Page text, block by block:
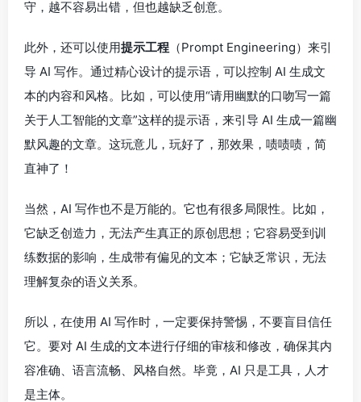
守，越不容易出错，但也越缺乏创意。
此外，还可以使用提示工程 （Prompt Engineering）来引
导 AI 写作。通过精心设计的提示语，可以控制 AI 生成文
本的内容和风格。比如，可以使用“请用幽默的口吻写一篇
关于人工智能的文章”这样的提示语，来引导 AI 生成一篇幽
默风趣的文章。这玩意儿，玩好了，那效果，啧啧啧，简
直神了！
当然，AI 写作也不是万能的。它也有很多局限性。比如，
它缺乏创造力，无法产生真正的原创思想；它容易受到训
练数据的影响，生成带有偏见的文本；它缺乏常识，无法
理解复杂的语义关系。
所以，在使用 AI 写作时，一定要保持警惕，不要盲目信任
它。要对 AI 生成的文本进行仔细的审核和修改，确保其内
容准确、语言流畅、风格自然。毕竟，AI 只是工具，人才
是主体。